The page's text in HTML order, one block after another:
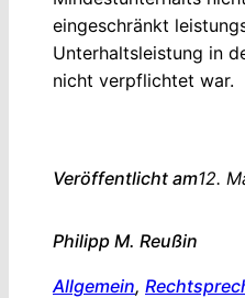
eingeschränkt
Unterhaltsleistung in
nicht verpflichtet war.
Veröffentlicht am12.
Philipp M. Reußin
Allgemein,